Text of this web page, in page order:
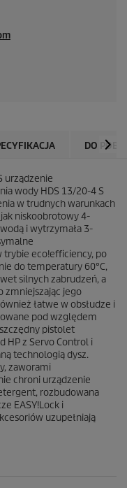
DO
urządzenie
wody HDS 13/20-4 S
w trudnych warunkach
jak niskoobrotowy 4-
i wytrzymała 3-
trybie eco!efficiency, po
do temperatury 60°C,
silnych zabrudzeń, a
zmniejszając jego
łatwe w obsłudze i
pod względem
pistolet
HP z Servo Control i
technologią dysz.
zaworami
chroni urządzenie
rozbudowana
EASY!Lock i
uzupełniają